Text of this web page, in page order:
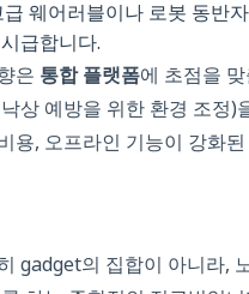
웨어러블이나 로봇 동반
급합니다.
은 통합 플랫폼에 초점을
상 예방을 위한 환경 조정
용, 오프라인 기능이 강화
gadget의 집합이 아니라,